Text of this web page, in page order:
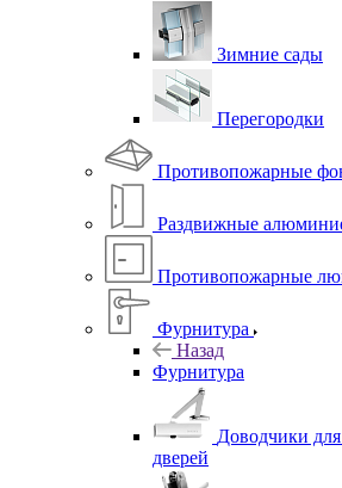
Зимние сады
Перегородки
Противопожарные
Раздвижные
Противопожарные
Фурнитура
Назад
Фурнитура
Доводчики
дверей